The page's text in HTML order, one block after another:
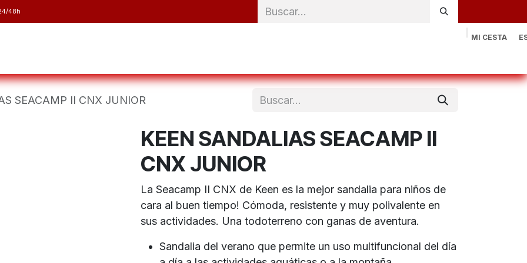
48h
MI CESTA
SEACAMP II CNX JUNIOR
KEEN SANDALIAS SEACAMP II
CNX JUNIOR
La Seacamp II CNX de Keen es la mejor sandalia para niños de
cara al buen tiempo! Cómoda, resistente y muy polivalente en
sus actividades. Una todoterreno con ganas de aventura.
Sandalia del verano que permite un uso multifuncional del día